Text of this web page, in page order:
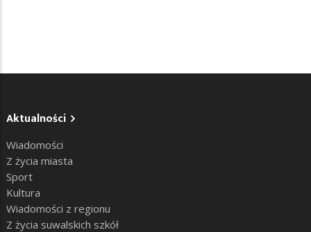
Aktualności
Wiadomości
Z życia miasta
Sport
Kultura
Wiadomości z regionu
Z życia suwalskich szkół